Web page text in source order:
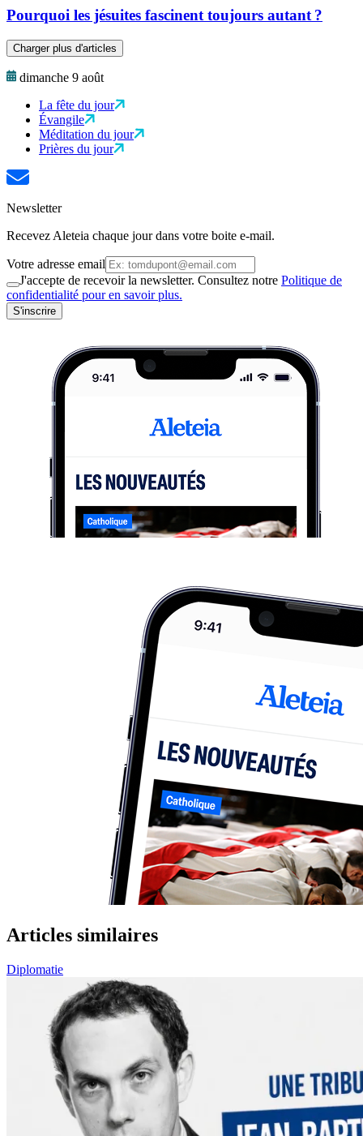
Pourquoi les jésuites fascinent toujours autant ?
Charger plus d'articles
dimanche 9 août
La fête du jour
Évangile
Méditation du jour
Prières du jour
Newsletter
Recevez Aleteia chaque jour dans votre boite e-mail.
Votre adresse email
J'accepte de recevoir la newsletter. Consultez notre Politique de
confidentialité pour en savoir plus.
S'inscrire
Articles similaires
Diplomatie